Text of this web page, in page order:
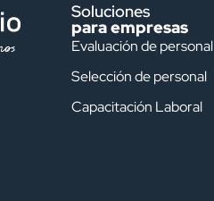
Soluciones
para empresas
Evaluación de personal
Selección de personal
Capacitación Laboral